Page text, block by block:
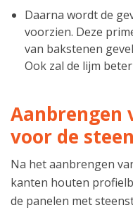
Daarna wordt de
voorzien. Deze
van bakstenen
Ook zal de lijm
Aanbrengen
voor de
Na het aanbrengen
kanten houten
de panelen met